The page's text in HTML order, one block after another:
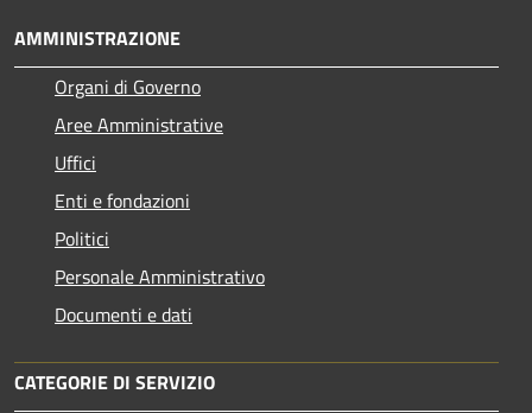
AMMINISTRAZIONE
Organi di Governo
Aree Amministrative
Uffici
Enti e fondazioni
Politici
Personale Amministrativo
Documenti e dati
CATEGORIE DI SERVIZIO